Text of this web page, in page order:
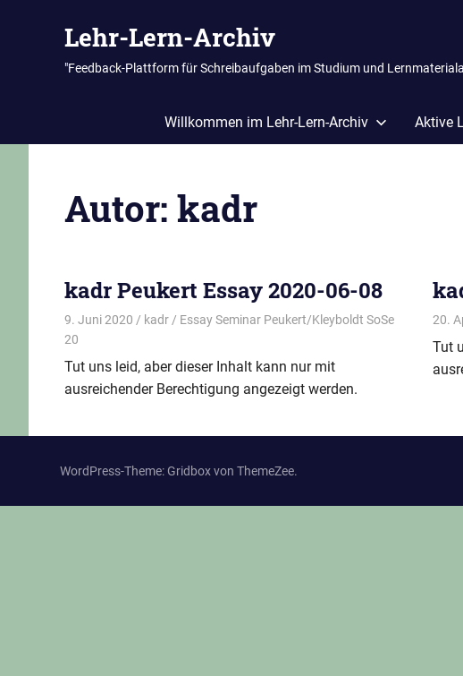
Lehr-Lern-Archiv
"Feedback-Plattform für Schreibaufgaben im Studium und
Willkommen im Lehr-Lern-Archiv Aktive
Autor: kadr
kadr Peukert Essay 2020-06-08
9. Juni 2020 kadr
Essay Seminar Peukert/Kleyboldt SoSe
20
Tut uns leid, aber dieser Inhalt kann nur mit
ausreichender Berechtigung angezeigt werden.
20.
Tut
WordPress-Theme: Gridbox von ThemeZee.